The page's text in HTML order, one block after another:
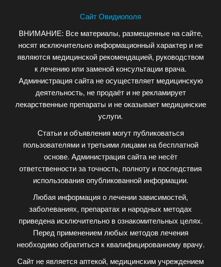
Сайт Овидиополя
ВНИМАНИЕ: Все материалы, размещенные на сайте,
носят исключительно информационный характер и не
являются медицинской рекомендацией, руководством
к лечению или заменой консультации врача.
Администрация сайта не осуществляет медицинскую
деятельность, не продаёт и не рекламирует
лекарственные препараты и не оказывает медицинские
услуги.
Статьи и объявления могут публиковаться
пользователями и третьими лицами на бесплатной
основе. Администрация сайта не несёт
ответственности за точность, полноту и последствия
использования опубликованной информации.
Любая информация о лечении зависимостей,
заболеваниях, препаратах и народных методах
приведена исключительно в ознакомительных целях.
Перед применением любых методов лечения
необходимо обратиться к квалифицированному врачу.
Сайт не является аптекой, медицинским учреждением